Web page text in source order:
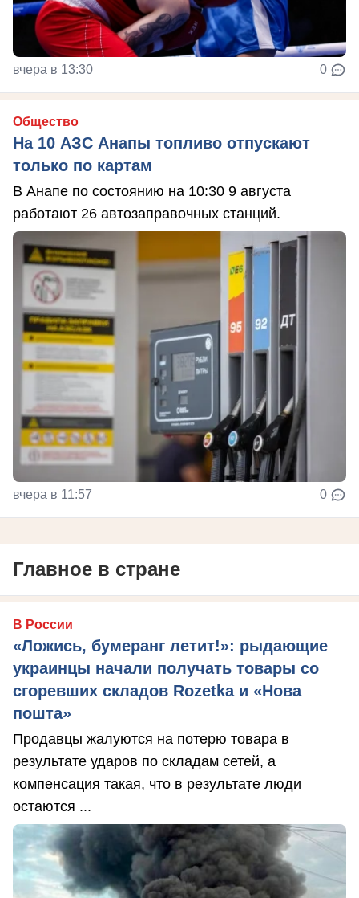
вчера в 13:30 0
Общество
На 10 АЗС Анапы топливо отпускают
только по картам
В Анапе по состоянию на 10:30 9 августа
работают 26 автозаправочных станций.
вчера в 11:57 0
Главное в стране
В России
«Ложись, бумеранг летит!»: рыдающие
украинцы начали получать товары со
сгоревших складов Rozetka и «Нова
пошта»
Продавцы жалуются на потерю товара в
результате ударов по складам сетей, а
компенсация такая, что в результате люди
остаются ...